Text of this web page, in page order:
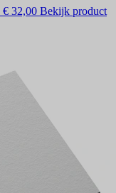
€ 32,00 Bekijk product